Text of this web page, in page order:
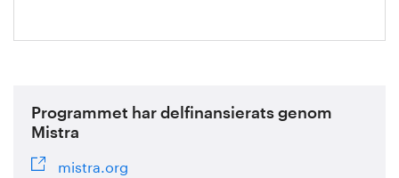
Programmet har delfinansierats genom
Mistra
mistra.org